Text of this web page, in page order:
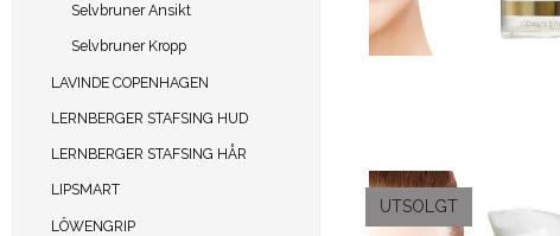
Selvbruner Ansikt
Selvbruner Kropp
LAVINDE COPENHAGEN
LERNBERGER STAFSING HUD
LERNBERGER STAFSING HÅR
LIPSMART
LÔWENGRIP
UTSOLGT